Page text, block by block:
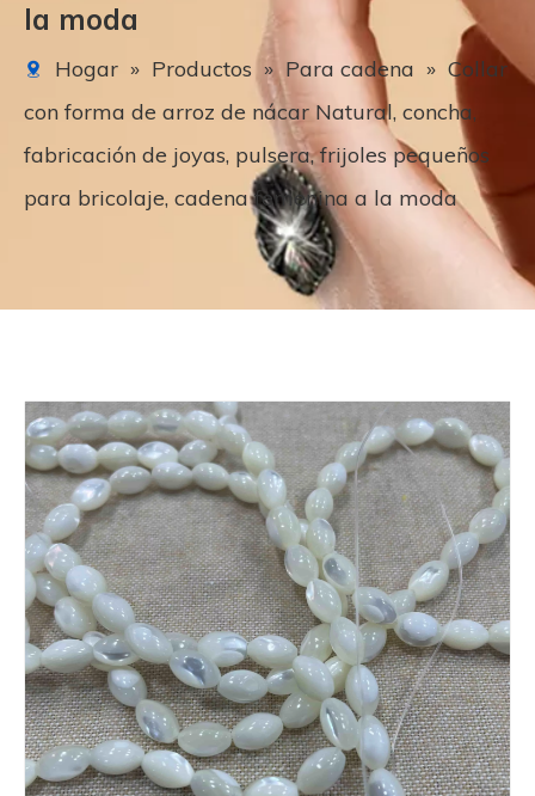
la moda
Hogar » Productos » Para cadena » Collar
con forma de arroz de nácar Natural, concha,
fabricación de joyas, pulsera, frijoles pequeños
para bricolaje, cadena femenina a la moda